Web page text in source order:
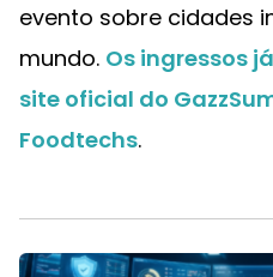
evento sobre cidades
mundo. Os ingressos
site oficial do
Foodtechs.